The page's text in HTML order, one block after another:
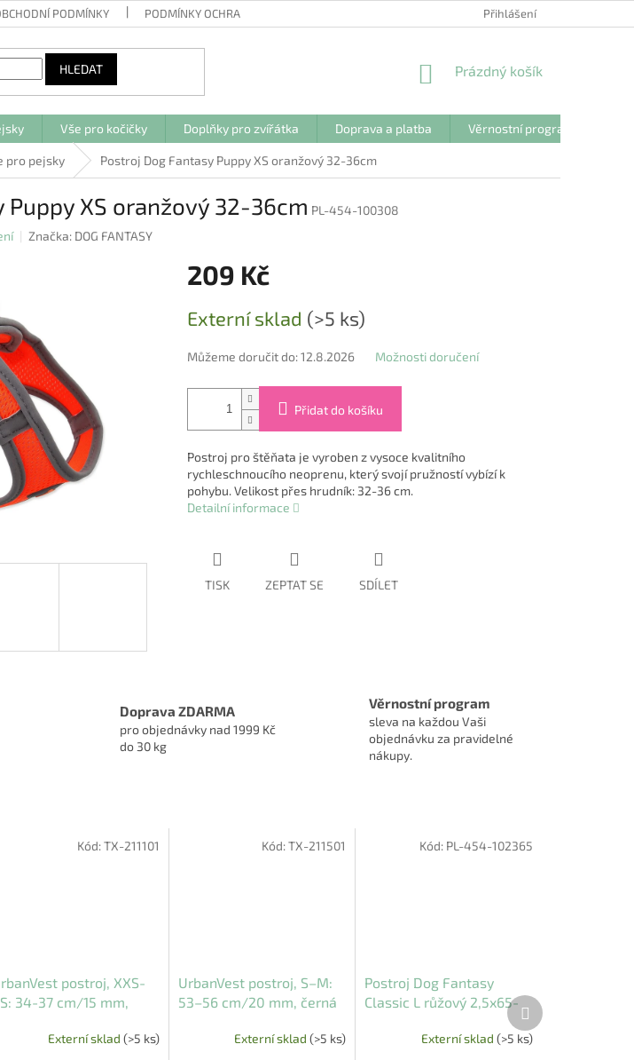
PODMÍNKY PODMÍNKY OCHRANY OSOBNÍCH ÚDAJŮ Přihlášení
HLEDAT
NÁKUPNÍ
Prázdný košík
Vše pro kočičky Doplňky pro zvířátka Doprava a platba Věrnostní program
pro pejsky Postroj Dog Fantasy Puppy XS oranžový 32-36cm
Puppy XS oranžový 32-36cm PL-454-100308
Značka: DOG FANTASY
209 Kč
cena:
Externí sklad (>5 ks)
Můžeme doručit do: 12.8.2026 Možnosti doručení
Přidat do košíku
Postroj pro štěňata je vyroben z vysoce kvalitního
rychleschnoucího neoprenu, který svojí pružností vybízí k
pohybu. Velikost přes hrudník: 32-36 cm.
Detailní informace
TISK ZEPTAT SE SDÍLET
Doprava ZDARMA
pro objednávky nad 1999 Kč
do 30 kg
Věrnostní program
sleva na každou Vaši
objednávku za pravidelné
nákupy.
postroj, XXS-
34-37 cm/15 mm,
Externí sklad (>5 ks)
Kód:TX-211101
UrbanVest postroj, S–M:
53–56 cm/20 mm, černá
Externí sklad(>5 ks)
Kód:TX-211501
Postroj Dog Fantasy
Classic L růžový 2,5x65-
Externí sklad (>5 ks)
Kód: PL-454-102365
Další
produkt